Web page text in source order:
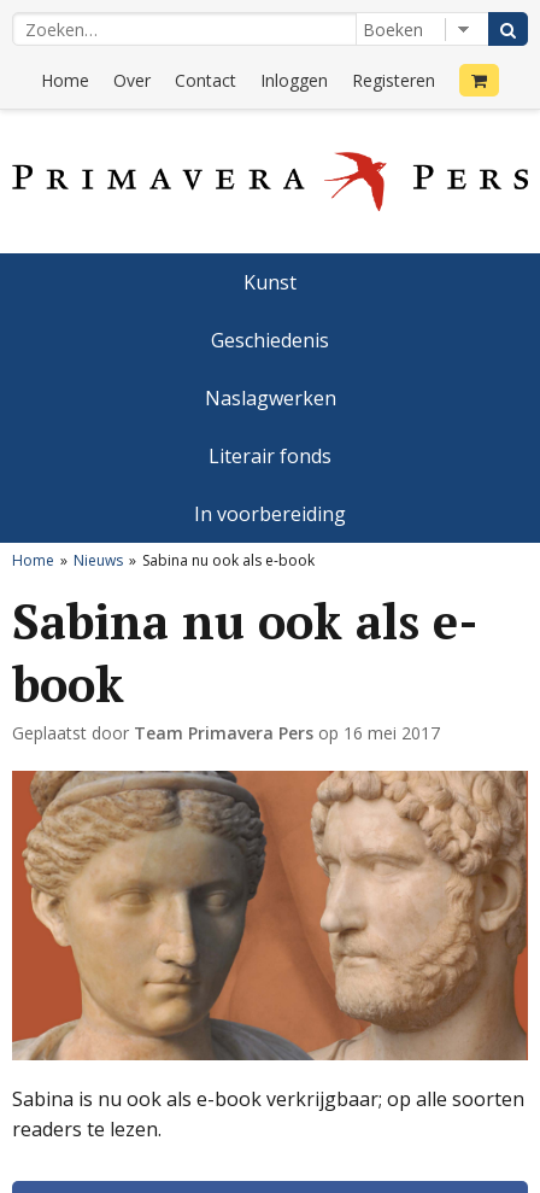
Home Over Contact Inloggen Registeren
Kunst
Geschiedenis
Naslagwerken
Literair fonds
In voorbereiding
Home Nieuws Sabina nu ook als e-book
Sabina nu ook als e-
book
Geplaatst door Team Primavera Pers op 16 mei 2017
Sabina is nu ook als e-book verkrijgbaar; op alle soorten
readers te lezen.